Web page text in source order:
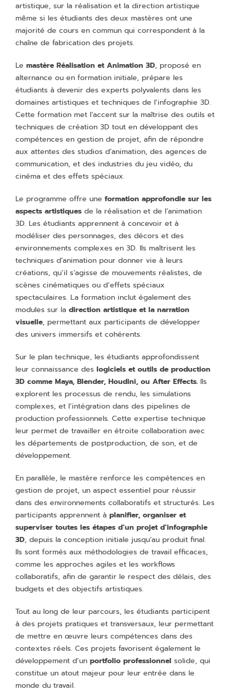
artistique, sur la réalisation et la direction artistique
même si les étudiants des deux mastères ont une
majorité de cours en commun qui correspondent à la
chaîne de fabrication des projets.
Le mastère Réalisation et Animation 3D, proposé en
alternance ou en formation initiale, prépare les
étudiants à devenir des experts polyvalents dans les
domaines artistiques et techniques de l’infographie 3D.
Cette formation met l’accent sur la maîtrise des outils et
techniques de création 3D tout en développant des
compétences en gestion de projet, afin de répondre
aux attentes des studios d’animation, des agences de
communication, et des industries du jeu vidéo, du
cinéma et des effets spéciaux.
Le programme offre une formation approfondie sur les
aspects artistiques de la réalisation et de l’animation
3D. Les étudiants apprennent à concevoir et à
modéliser des personnages, des décors et des
environnements complexes en 3D. Ils maîtrisent les
techniques d’animation pour donner vie à leurs
créations, qu’il s’agisse de mouvements réalistes, de
scènes cinématiques ou d’effets spéciaux
spectaculaires. La formation inclut également des
modules sur la direction artistique et la narration
visuelle, permettant aux participants de développer
des univers immersifs et cohérents.
Sur le plan technique, les étudiants approfondissent
leur connaissance des logiciels et outils de production
3D comme Maya, Blender, Houdini, ou After Effects. Ils
explorent les processus de rendu, les simulations
complexes, et l’intégration dans des pipelines de
production professionnels. Cette expertise technique
leur permet de travailler en étroite collaboration avec
les départements de postproduction, de son, et de
développement.
En parallèle, le mastère renforce les compétences en
gestion de projet, un aspect essentiel pour réussir
dans des environnements collaboratifs et structurés. Les
participants apprennent à planifier, organiser et
superviser toutes les étapes d’un projet d’infographie
3D, depuis la conception initiale jusqu’au produit final.
Ils sont formés aux méthodologies de travail efficaces,
comme les approches agiles et les workflows
collaboratifs, afin de garantir le respect des délais, des
budgets et des objectifs artistiques.
Tout au long de leur parcours, les étudiants participent
à des projets pratiques et transversaux, leur permettant
de mettre en œuvre leurs compétences dans des
contextes réels. Ces projets favorisent également le
développement d’un portfolio professionnel solide, qui
constitue un atout majeur pour leur entrée dans le
monde du travail.